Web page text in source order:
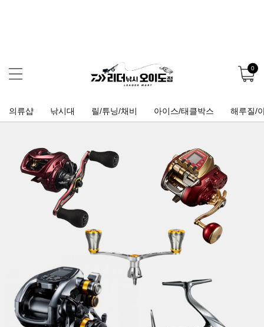
0
의류샵 낚시대 릴/튜닝/채비 아이스/태클박스 해루질/